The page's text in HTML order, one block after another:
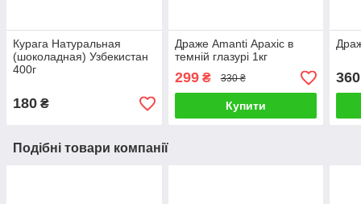
Курага Натуральная
(шоколадная) Узбекистан
400г
180 ₴
Драже Amanti Арахіс в
темній глазурі 1кг
299₴ 330 ₴
Купити
360
Подібні товари компанії